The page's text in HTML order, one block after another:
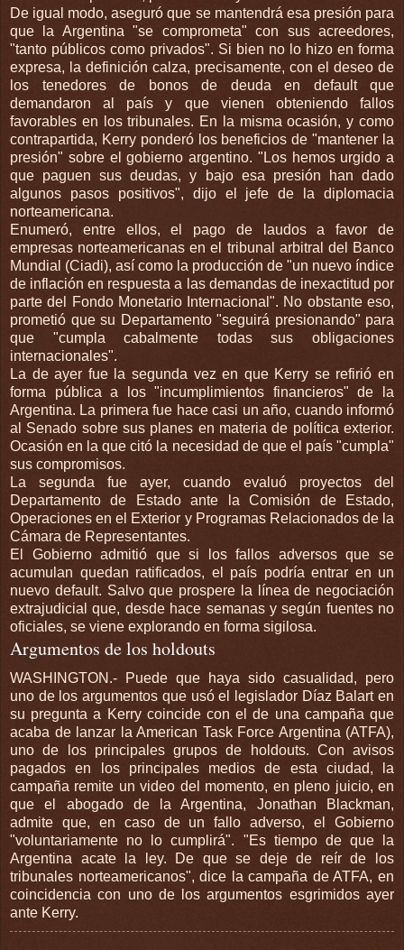
De igual modo, aseguró que se mantendrá esa presión para
que la Argentina "se comprometa" con sus acreedores,
"tanto públicos como privados". Si bien no lo hizo en forma
expresa, la definición calza, precisamente, con el deseo de
los tenedores de bonos de deuda en default que
demandaron al país y que vienen obteniendo fallos
favorables en los tribunales. En la misma ocasión, y como
contrapartida, Kerry ponderó los beneficios de "mantener la
presión" sobre el gobierno argentino. "Los hemos urgido a
que paguen sus deudas, y bajo esa presión han dado
algunos pasos positivos", dijo el jefe de la diplomacia
norteamericana.
Enumeró, entre ellos, el pago de laudos a favor de
empresas norteamericanas en el tribunal arbitral del Banco
Mundial (Ciadi), así como la producción de "un nuevo índice
de inflación en respuesta a las demandas de inexactitud por
parte del Fondo Monetario Internacional". No obstante eso,
prometió que su Departamento "seguirá presionando" para
que "cumpla cabalmente todas sus obligaciones
internacionales".
La de ayer fue la segunda vez en que Kerry se refirió en
forma pública a los "incumplimientos financieros" de la
Argentina. La primera fue hace casi un año, cuando informó
al Senado sobre sus planes en materia de política exterior.
Ocasión en la que citó la necesidad de que el país "cumpla"
sus compromisos.
La segunda fue ayer, cuando evaluó proyectos del
Departamento de Estado ante la Comisión de Estado,
Operaciones en el Exterior y Programas Relacionados de la
Cámara de Representantes.
El Gobierno admitió que si los fallos adversos que se
acumulan quedan ratificados, el país podría entrar en un
nuevo default. Salvo que prospere la línea de negociación
extrajudicial que, desde hace semanas y según fuentes no
oficiales, se viene explorando en forma sigilosa.
Argumentos de los holdouts
WASHINGTON.- Puede que haya sido casualidad, pero
uno de los argumentos que usó el legislador Díaz Balart en
su pregunta a Kerry coincide con el de una campaña que
acaba de lanzar la American Task Force Argentina (ATFA),
uno de los principales grupos de holdouts. Con avisos
pagados en los principales medios de esta ciudad, la
campaña remite un video del momento, en pleno juicio, en
que el abogado de la Argentina, Jonathan Blackman,
admite que, en caso de un fallo adverso, el Gobierno
"voluntariamente no lo cumplirá". "Es tiempo de que la
Argentina acate la ley. De que se deje de reír de los
tribunales norteamericanos", dice la campaña de ATFA, en
coincidencia con uno de los argumentos esgrimidos ayer
ante Kerry.